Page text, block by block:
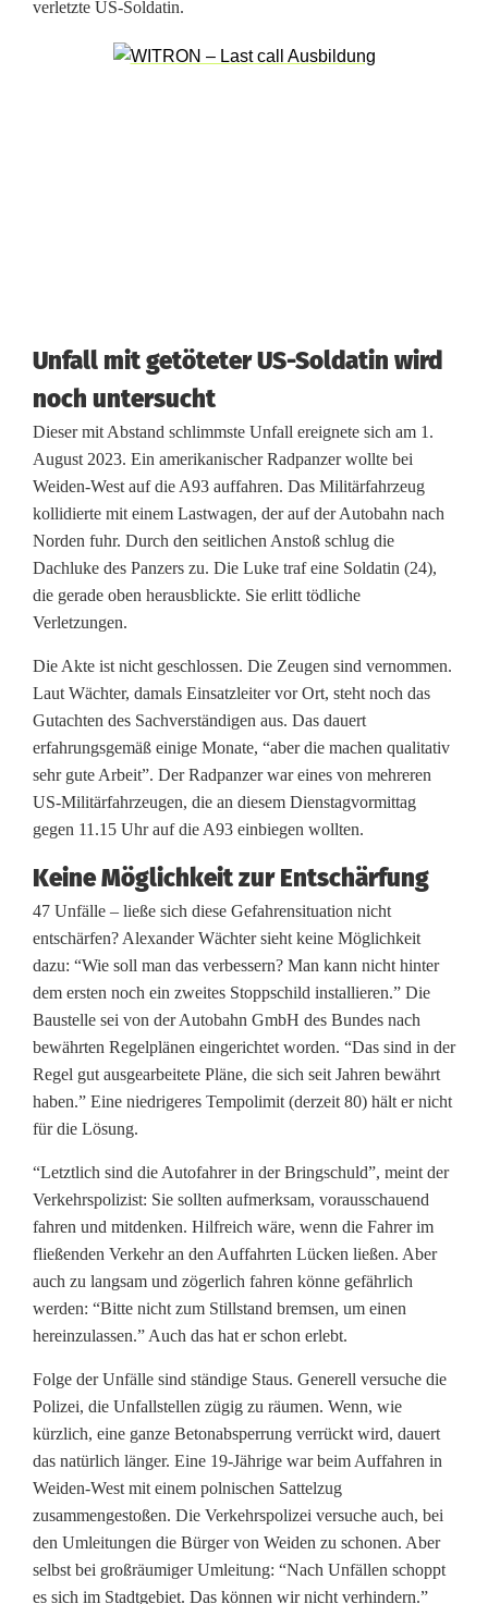
t
5
0
U
n
f
ä
l
l
e
verletzte US-Soldatin.
Unfall mit getöteter US-Soldatin wird
noch untersucht
Dieser mit Abstand schlimmste Unfall ereignete sich am 1.
August 2023. Ein amerikanischer Radpanzer wollte bei
Weiden-West auf die A93 auffahren. Das Militärfahrzeug
kollidierte mit einem Lastwagen, der auf der Autobahn nach
Norden fuhr. Durch den seitlichen Anstoß schlug die
Dachluke des Panzers zu. Die Luke traf eine Soldatin (24),
die gerade oben herausblickte. Sie erlitt tödliche
Verletzungen.
Die Akte ist nicht geschlossen. Die Zeugen sind vernommen.
Laut Wächter, damals Einsatzleiter vor Ort, steht noch das
Gutachten des Sachverständigen aus. Das dauert
erfahrungsgemäß einige Monate, “aber die machen qualitativ
sehr gute Arbeit”. Der Radpanzer war eines von mehreren
US-Militärfahrzeugen, die an diesem Dienstagvormittag
gegen 11.15 Uhr auf die A93 einbiegen wollten.
Keine Möglichkeit zur Entschärfung
47 Unfälle – ließe sich diese Gefahrensituation nicht
entschärfen? Alexander Wächter sieht keine Möglichkeit
dazu: “Wie soll man das verbessern? Man kann nicht hinter
dem ersten noch ein zweites Stoppschild installieren.” Die
Baustelle sei von der Autobahn GmbH des Bundes nach
bewährten Regelplänen eingerichtet worden. “Das sind in der
Regel gut ausgearbeitete Pläne, die sich seit Jahren bewährt
haben.” Eine niedrigeres Tempolimit (derzeit 80) hält er nicht
für die Lösung.
“Letztlich sind die Autofahrer in der Bringschuld”, meint der
Verkehrspolizist: Sie sollten aufmerksam, vorausschauend
fahren und mitdenken. Hilfreich wäre, wenn die Fahrer im
fließenden Verkehr an den Auffahrten Lücken ließen. Aber
auch zu langsam und zögerlich fahren könne gefährlich
werden: “Bitte nicht zum Stillstand bremsen, um einen
hereinzulassen.” Auch das hat er schon erlebt.
Folge der Unfälle sind ständige Staus. Generell versuche die
Polizei, die Unfallstellen zügig zu räumen. Wenn, wie
kürzlich, eine ganze Betonabsperrung verrückt wird, dauert
das natürlich länger. Eine 19-Jährige war beim Auffahren in
Weiden-West mit einem polnischen Sattelzug
zusammengestoßen. Die Verkehrspolizei versuche auch, bei
den Umleitungen die Bürger von Weiden zu schonen. Aber
selbst bei großräumiger Umleitung: “Nach Unfällen schoppt
es sich im Stadtgebiet. Das können wir nicht verhindern.”